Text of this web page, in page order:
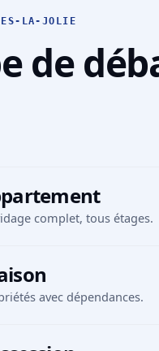
LA-JOLIE
de
complet, tous étages.
avec dépendances.